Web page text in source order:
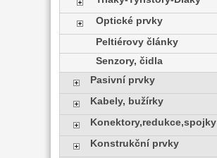
Optické prvky
Peltiérovy články
Senzory, čidla
Pasivní prvky
Kabely, bužírky
Konektory,redukce,spojky
Konstrukční prvky